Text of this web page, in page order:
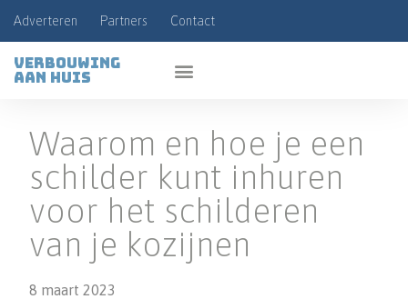
Adverteren Partners Contact
Verbouwing
aan huis
Waarom en hoe je een
schilder kunt inhuren
voor het schilderen
van je kozijnen
8 maart 2023